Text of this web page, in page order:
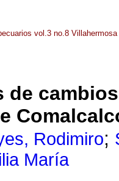
vol.3 no.8
de
Rodimiro;
María